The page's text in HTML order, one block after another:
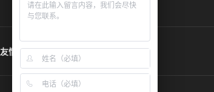
友情链接: